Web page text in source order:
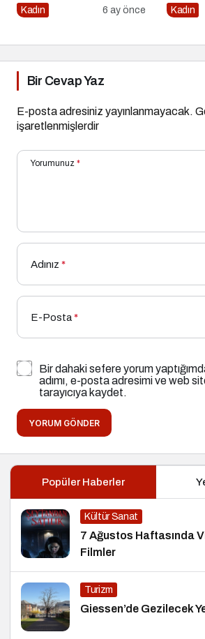
Genetik Kodları Çözüldü
Kadın 6 ay önce Kadın
Bir Cevap Yaz
E-posta adresiniz yayınlanmayacak.
işaretlenmişlerdir
Yorumunuz *
Adınız *
E-Posta*
Bir dahaki sefere yorum
adımı, e-posta adresimi ve web
tarayıcıya kaydet.
YORUM GÖNDER
Popüler Haberler
Kültür Sanat
7 Ağustos Haftasında
Filmler
Turizm
Giessen’de Gezilecek